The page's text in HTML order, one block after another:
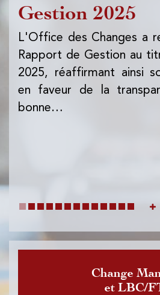
Gestion 2025
L'Office des Changes a
Rapport de Gestion au
2025, réaffirmant ainsi
en faveur de la
bonne…
Change
et LBC/